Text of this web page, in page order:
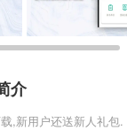
介
,新用户还送新人礼包.